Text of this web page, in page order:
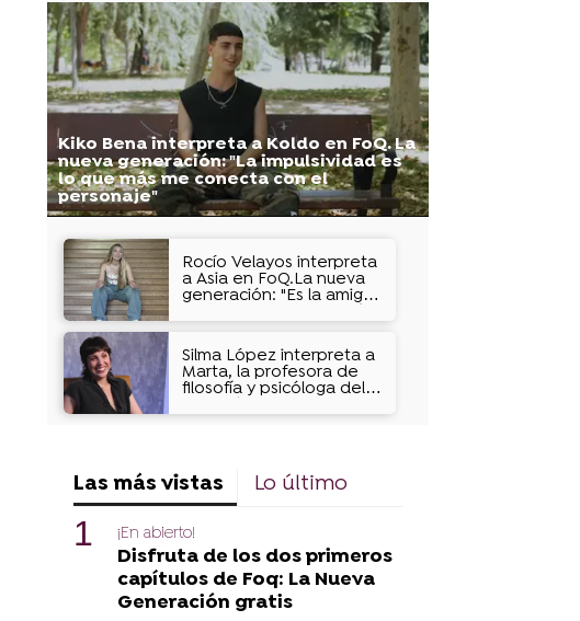
Kiko Bena interpreta a Koldo en FoQ. La
nueva generación: "La impulsividad es
lo que más me conecta con el
personaje"
Rocío Velayos interpreta
a Asia en FoQ.La nueva
generación: "Es la amiga
tener"
Silma López interpreta a
Marta, la profesora de
filosofía y psicóloga del
caótica"
Las más vistas Lo último
¡En abierto!
Disfruta de los dos primeros
capítulos de Foq: La Nueva
Generación gratis